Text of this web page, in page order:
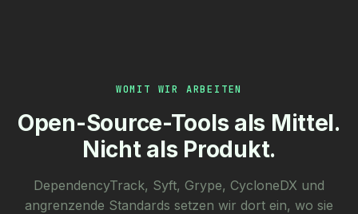
WOMIT WIR ARBEITEN
Open-Source-Tools als Mittel.
Nicht als Produkt.
DependencyTrack, Syft, Grype, CycloneDX und
angrenzende Standards setzen wir dort ein, wo sie